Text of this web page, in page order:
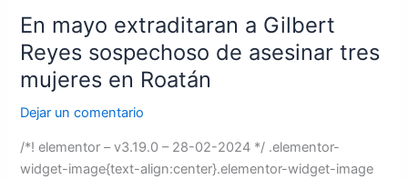
En mayo extraditaran a Gilbert
Reyes sospechoso de asesinar tres
mujeres en Roatán
Dejar un comentario
/*! elementor – v3.19.0 – 28-02-2024 */ .elementor-
widget-image{text-align:center}.elementor-widget-image
en
Roatán